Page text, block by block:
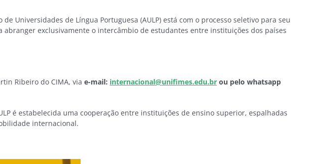
Universidades de Língua Portuguesa (AULP) está com o processo seletivo para seu
exclusivamente o intercâmbio de estudantes entre instituições dos países
Ribeiro do CIMA, via e-mail: internacional@unifimes.edu.brou pelo whatsapp
é estabelecida uma cooperação entre instituições de ensino superior, espalhadas
internacional.